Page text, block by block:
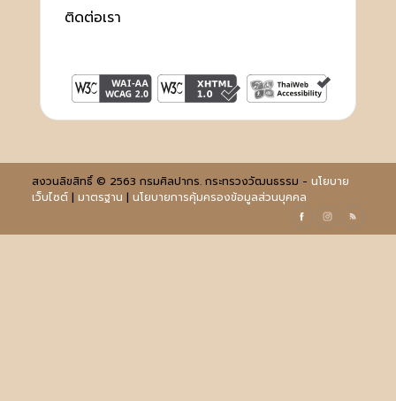
ติดต่อเรา
สงวนลิขสิทธิ์ © 2563 กรมศิลปากร. กระทรวงวัฒนธรรม - นโยบาย
เว็บไซต์| มาตรฐาน | นโยบายการคุ้มครองข้อมูลส่วนบุคคล